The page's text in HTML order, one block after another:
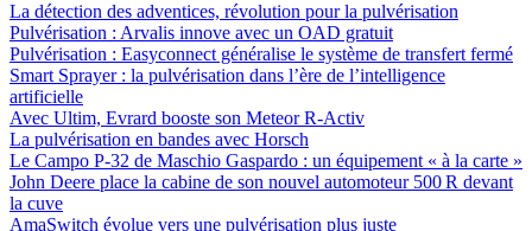
La détection des adventices, révolution pour la pulvérisation
Pulvérisation : Arvalis innove avec un OAD gratuit
Pulvérisation : Easyconnect généralise le système de transfert fermé
Smart Sprayer : la pulvérisation dans l’ère de l’intelligence
artificielle
Avec Ultim, Evrard booste son Meteor R-Activ
La pulvérisation en bandes avec Horsch
Le Campo P-32 de Maschio Gaspardo : un équipement « à la carte »
John Deere place la cabine de son nouvel automoteur 500 R devant
la cuve
AmaSwitch évolue vers une pulvérisation plus juste